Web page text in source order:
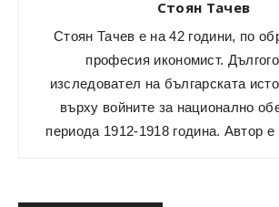
Стоян Тачев
Стоян Тачев е на 42 години, по
професия икономист.
изследовател на българската
върху войните за национално
периода 1912-1918 година. Автор е